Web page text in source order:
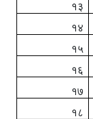
१३
१४
१५
१६
१७
१८